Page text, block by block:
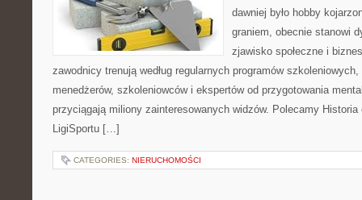
dawniej było hobby
graniem, obecnie stanowi
zjawisko społeczne i
zawodnicy trenują według regularnych programów
menedżerów, szkoleniowców i ekspertów od przygotowania
przyciągają miliony zainteresowanych widzów. Polecamy
LigiSportu […]
CATEGORIES: NIERUCHOMOŚCI